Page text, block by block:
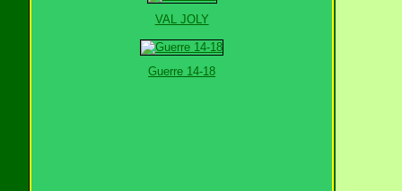
VAL JOLY
Guerre 14-18